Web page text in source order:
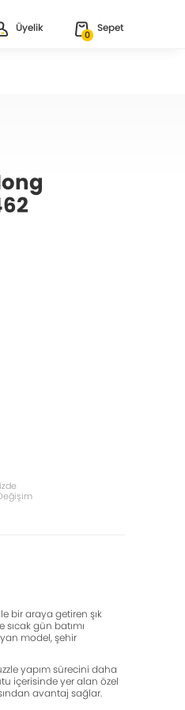
Üyelik
0
Sepet
bir araya getiren şık
gün batımı
model, şehir
yapım sürecini daha
içerisinde yer alan özel
avantaj sağlar.